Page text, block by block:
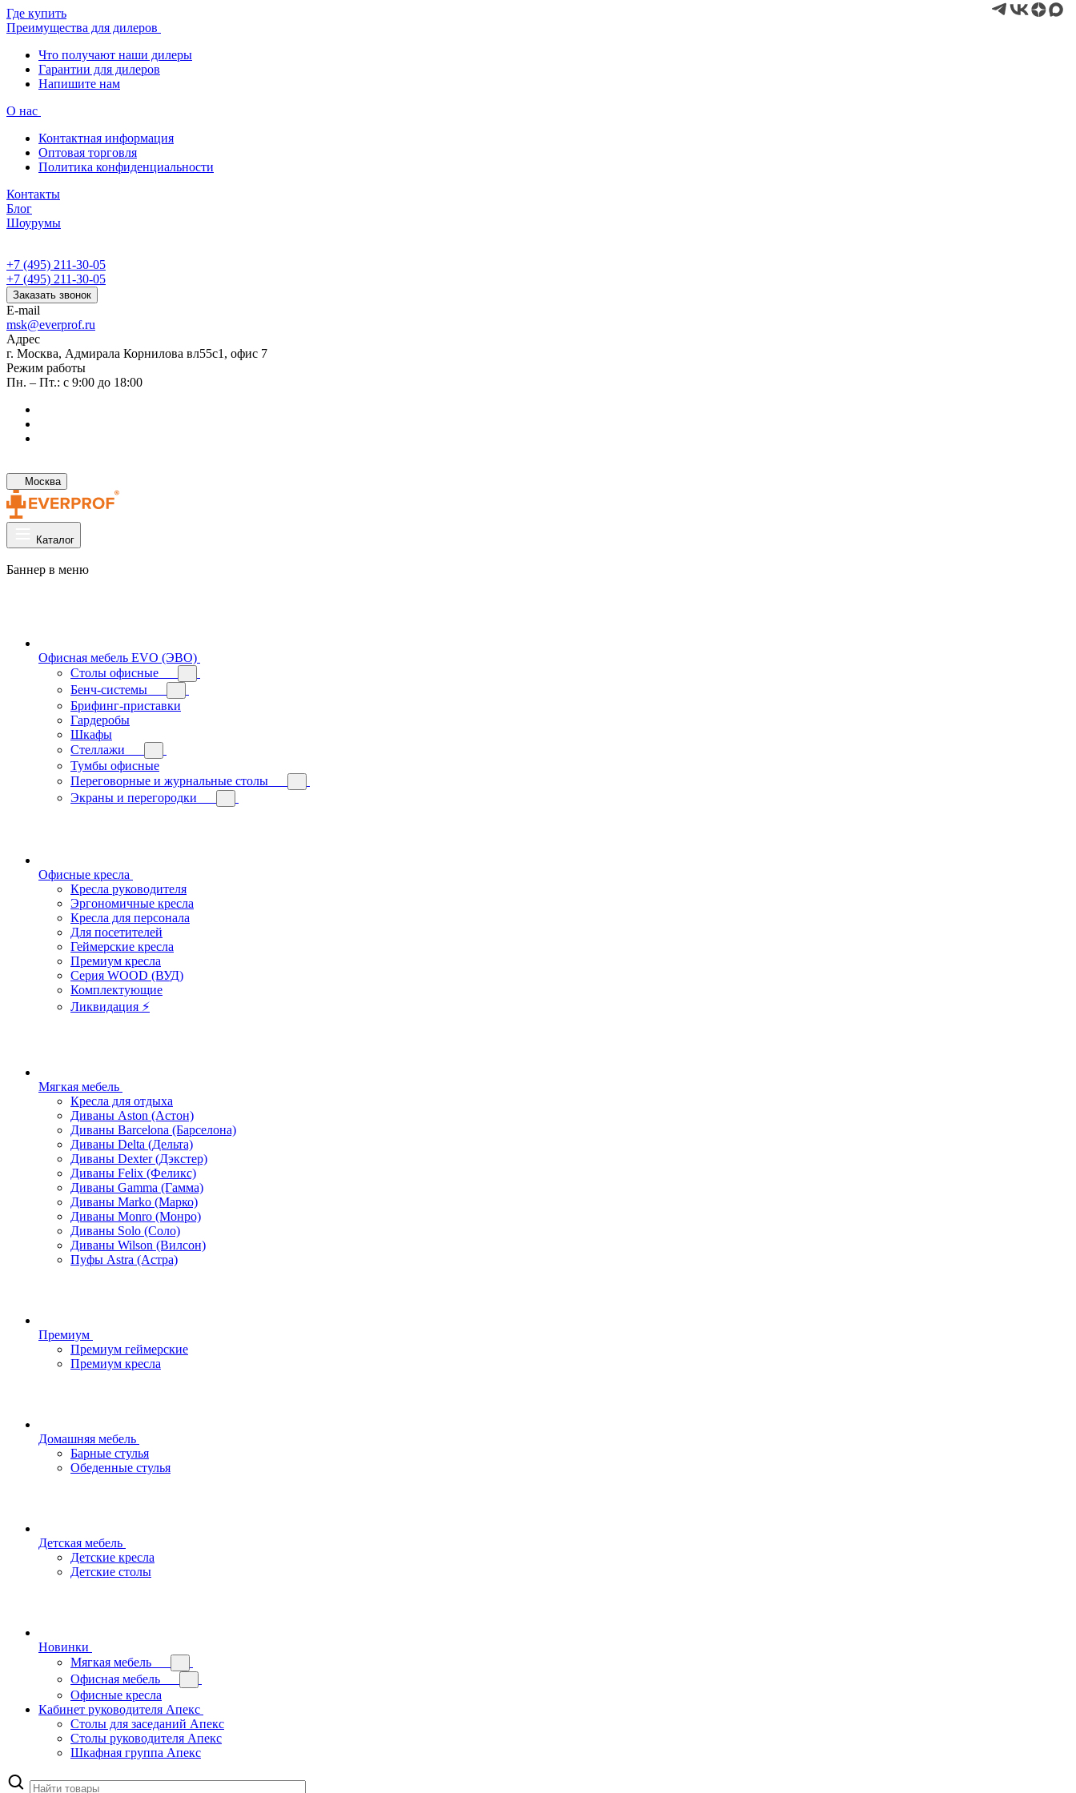
Где купить
Преимущества для дилеров
Что получают наши дилеры
Гарантии для дилеров
Напишите нам
О нас
Контактная информация
Оптовая торговля
Политика конфиденциальности
Контакты
Блог
Шоурумы
+7 (495) 211-30-05
+7 (495) 211-30-05
Заказать звонок
E-mail
msk@everprof.ru
Адрес
г. Москва, Адмирала Корнилова вл55с1, офис 7
Режим работы
Пн. – Пт.: с 9:00 до 18:00
Москва
Каталог
Баннер в меню
Офисная мебель EVO (ЭВО)
Cтолы офисные
Бенч-системы
Брифинг-приставки
Гардеробы
Шкафы
Стеллажи
Тумбы офисные
Переговорные и журнальные столы
Экраны и перегородки
Офисные кресла
Кресла руководителя
Эргономичные кресла
Кресла для персонала
Для посетителей
Геймерские кресла
Премиум кресла
Серия WOOD (ВУД)
Комплектующие
Ликвидация ⚡
Мягкая мебель
Кресла для отдыха
Диваны Aston (Астон)
Диваны Barcelona (Барселона)
Диваны Delta (Дельта)
Диваны Dexter (Дэкстер)
Диваны Felix (Феликс)
Диваны Gamma (Гамма)
Диваны Marko (Марко)
Диваны Monro (Монро)
Диваны Solo (Соло)
Диваны Wilson (Вилсон)
Пуфы Astra (Астра)
Премиум
Премиум геймерские
Премиум кресла
Домашняя мебель
Барные стулья
Обеденные стулья
Детская мебель
Детские кресла
Детские столы
Новинки
Мягкая мебель
Офисная мебель
Офисные кресла
Кабинет руководителя Апекс
Столы для заседаний Апекс
Столы руководителя Апекс
Шкафная группа Апекс